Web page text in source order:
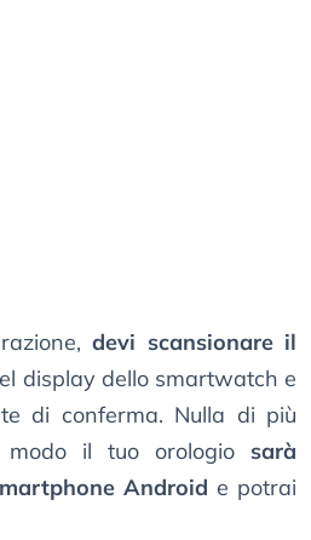
devi scansionare il
display dello smartwatch e
di conferma. Nulla di più
modo il tuo orologio sarà
Android e potrai